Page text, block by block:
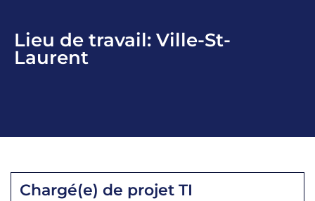
Lieu de travail: Ville-St-
Laurent
Chargé(e) de projet TI